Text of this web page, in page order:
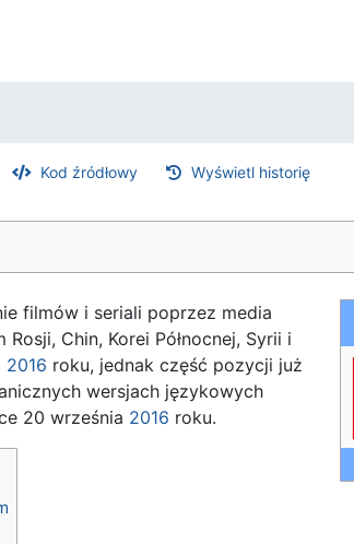
Kod źródłowy Wyświetl historię
filmów i seriali poprzez media
Chin, Korei Północnej, Syrii i
2016 roku, jednak część pozycji już
wersjach językowych
20 września 2016 roku.